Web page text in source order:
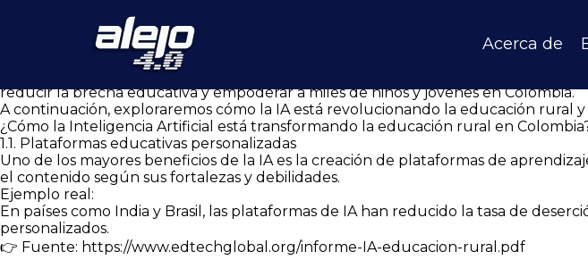
Acerca de
La educación en Colombia enfrenta un gran reto: la desigualdad en el acceso a
alejadas, los estudiantes lidian con falta de infraestructura, escasez de docentes
Sin embargo, la Inteligencia Artificial (IA) está transformando esta realidad,
innovación en educación, Jhon Alejandro Linares Camberos Analista en
reducir la brecha educativa y empoderar a miles de niños y jóvenes en Colombia.
A continuación, exploraremos cómo la IA está revolucionando la educación rural
¿Cómo la Inteligencia Artificial está transformando la educación rural en
1.1. Plataformas educativas personalizadas
Uno de los mayores beneficios de la IA es la creación de plataformas de
el contenido según sus fortalezas y debilidades.
Ejemplo real:
En países como India y Brasil, las plataformas de IA han reducido la tasa de
personalizados.
👉 Fuente: https://www.edtechglobal.org/informe-IA-educacion-rural.pdf